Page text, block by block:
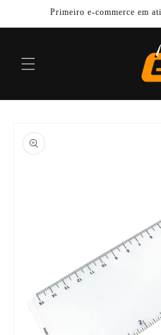
para o
conteúdo
Primeiro e-commerce em
informações
do produto